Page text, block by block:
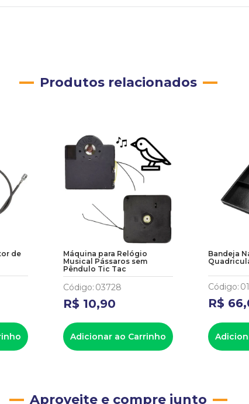
Produtos relacionados
de
Máquina para Relógio
Musical Pássaros sem
Pêndulo Tic Tac
Código: 03728
R$ 10,90
Adicionar ao Carrinho
Bandeja
Código:
R$ 66,
Aproveite e compre junto